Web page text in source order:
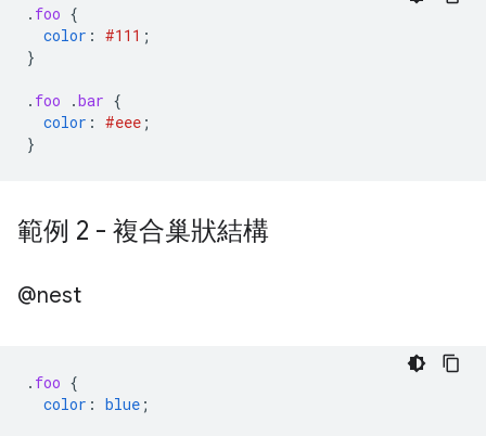
. foo {
color : #111 ;
}
. foo .bar {
color : #eee ;
}
範例 2 - 複合巢狀結構
@nest
. foo {
color : blue ;